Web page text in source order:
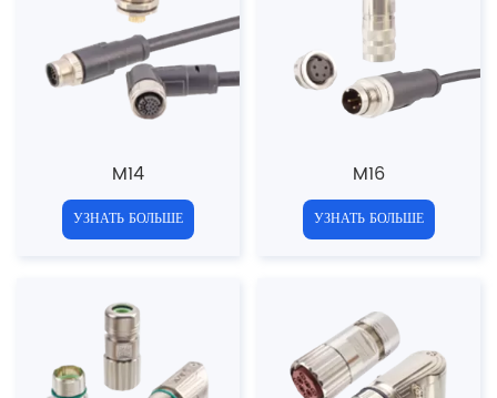
M14
УЗНАТЬ БОЛЬШЕ
M16
УЗНАТЬ БОЛЬШЕ